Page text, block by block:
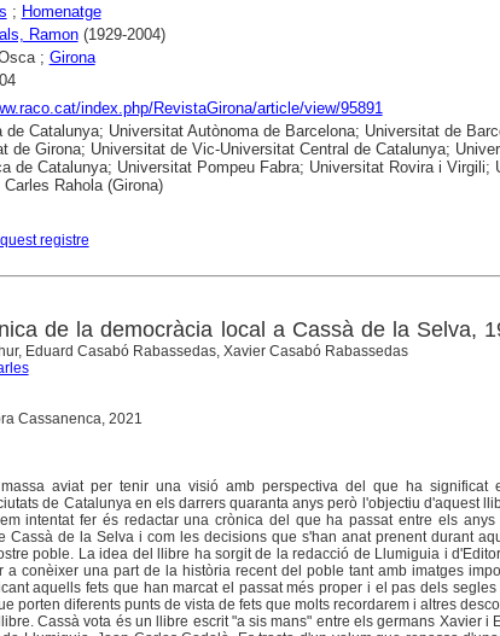
; Homenatge
Ramon(1929-2004)
; Girona
index.php/RevistaGirona/article/view/95891
de Catalunya; Universitat Autònoma de Barcelona; Universitat de
de Girona; Universitat de Vic-Universitat Central de Catalunya;
de Catalunya; Universitat Pompeu Fabra; Universitat Rovira i Virgili;
Carles Rahola (Girona)
registre
de la democràcia local a Cassà de la Selva,
Eduard Casabó Rabassedas, Xavier Casabó Rabassedas
Cassanenca, 2021
aviat per tenir una visió amb perspectiva del que ha significat
de Catalunya en els darrers quaranta anys però l'objectiu d'aquest
intentat fer és redactar una crònica del que ha passat entre els
Cassà de la Selva i com les decisions que s'han anat prenent durant
poble. La idea del llibre ha sorgit de la redacció de Llumiguia i
a conèixer una part de la història recent del poble tant amb imatges
aquells fets que han marcat el passat més proper i el pas dels segles
porten diferents punts de vista de fets que molts recordarem i altres
Cassà vota és un llibre escrit "a sis mans" entre els germans Xavier i